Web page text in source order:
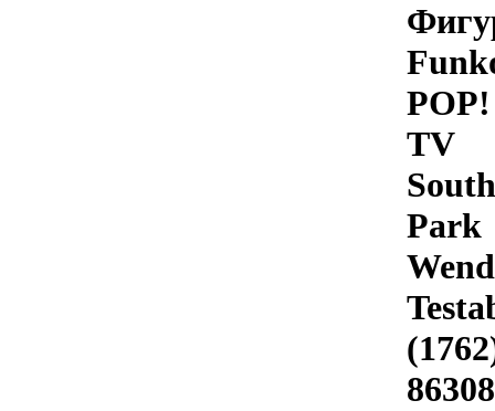
POP!
TV
South
Park
86308